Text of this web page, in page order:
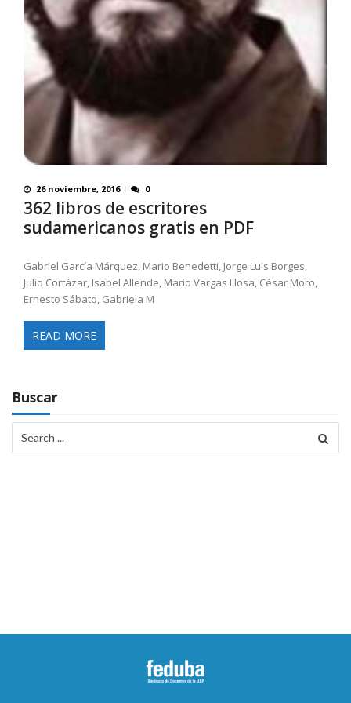
26 noviembre, 2016 0
362 libros de escritores
sudamericanos gratis en PDF
Gabriel García Márquez, Mario Benedetti, Jorge Luis Borges,
Julio Cortázar, Isabel Allende, Mario Vargas Llosa, César Moro,
Ernesto Sábato, Gabriela M
READ MORE
Buscar
for: